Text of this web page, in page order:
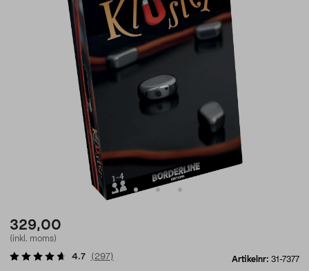
329,00
(inkl. moms)
Artikelnr: 31-7377
4.7 ( 297)